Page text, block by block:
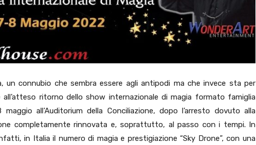
un connubio che sembra essere agli antipodi ma che invece sta per
ritorno dello show internazionale di magia formato famiglia
all’Auditorium della Conciliazione, dopo l’arresto dovuto alla
completamente rinnovata e, soprattutto, al passo con i tempi. In
in Italia il numero di magia e prestigiazione “Sky Drone”, con una